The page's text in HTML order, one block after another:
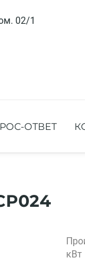
02/1
ОТВЕТ
кВт